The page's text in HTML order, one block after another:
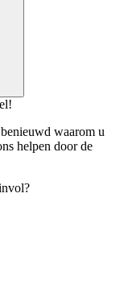
waarom u
helpen door de